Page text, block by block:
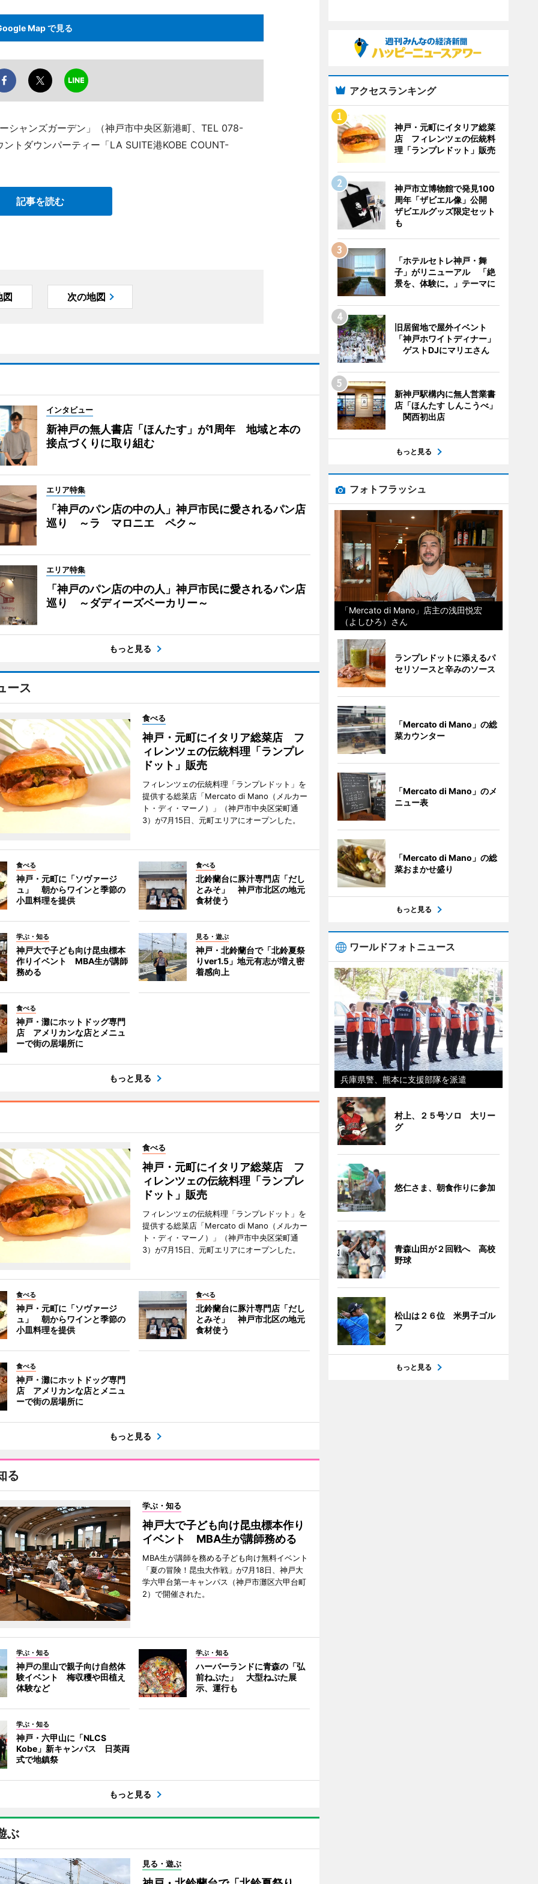
Map で見る
シャンズガーデン」（神戸市中央区新港町、TEL 078-
トダウンパーティー「LA SUITE港KOBE COUNT-
記事を読む
図 次の地図
インタビュー
新神戸の無人書店「ほんたす」が1周年 地域と本の
接点づくりに取り組む
エリア特集
「神戸のパン店の中の人」神戸市民に愛されるパン店
巡り ～ラ マロニエ ペク～
エリア特集
「神戸のパン店の中の人」神戸市民に愛されるパン店
巡り ～ダディーズベーカリー～
もっと見る
ース
食べる
神戸・元町にイタリア総菜店 フ
ィレンツェの伝統料理「ランプレ
ドット」販売
フィレンツェの伝統料理「ランプレドット」を
提供する総菜店「Mercato di Mano（メルカー
ト・ディ・マーノ）」（神戸市中央区栄町通
3）が7月15日、元町エリアにオープンした。
食べる
神戸・元町に「ソヴァージ
ュ」 朝からワインと季節の
小皿料理を提供
食べる
北鈴蘭台に豚汁専門店「だし
とみそ」 神戸市北区の地元
食材使う
学ぶ・知る
神戸大で子ども向け昆虫標本
作りイベント MBA生が講師
務める
見る・遊ぶ
神戸・北鈴蘭台で「北鈴夏祭
りver1.5」地元有志が増え密
着感向上
食べる
神戸・灘にホットドッグ専門
店 アメリカンな店とメニュ
ーで街の居場所に
もっと見る
食べる
神戸・元町にイタリア総菜店 フ
ィレンツェの伝統料理「ランプレ
ドット」販売
フィレンツェの伝統料理「ランプレドット」を
提供する総菜店「Mercato di Mano（メルカー
ト・ディ・マーノ）」（神戸市中央区栄町通
3）が7月15日、元町エリアにオープンした。
食べる
神戸・元町に「ソヴァージ
ュ」 朝からワインと季節の
小皿料理を提供
食べる
北鈴蘭台に豚汁専門店「だし
とみそ」 神戸市北区の地元
食材使う
食べる
神戸・灘にホットドッグ専門
店 アメリカンな店とメニュ
ーで街の居場所に
もっと見る
る
学ぶ・知る
神戸大で子ども向け昆虫標本作り
イベント MBA生が講師務める
MBA生が講師を務める子ども向け無料イベント
「夏の冒険！昆虫大作戦」が7月18日、神戸大
学六甲台第一キャンパス（神戸市灘区六甲台町
2）で開催された。
学ぶ・知る
神戸の里山で親子向け自然体
験イベント 梅収穫や田植え
体験など
学ぶ・知る
ハーバーランドに青森の「弘
前ねぷた」 大型ねぷた展
示、運行も
学ぶ・知る
神戸・六甲山に「NLCS
Kobe」新キャンパス 日英両
式で地鎮祭
もっと見る
ぶ
見る・遊ぶ
アクセスランキング
神戸・元町にイタリア総菜
店 フィレンツェの伝統料
理「ランプレドット」販売
神戸市立博物館で発見100
周年「ザビエル像」公開
ザビエルグッズ限定セット
も
「ホテルセトレ神戸・舞
子」がリニューアル 「絶
景を、体験に。」テーマに
旧居留地で屋外イベント
「神戸ホワイトディナー」
ゲストDJにマリエさん
新神戸駅構内に無人営業書
店「ほんたす しんこうべ」
関西初出店
もっと見る
フォトフラッシュ
「Mercato di Mano」店主の浅田悦宏
（よしひろ）さん
ランプレドットに添えるパ
セリソースと辛みのソース
「Mercato di Mano」の総
菜カウンター
「Mercato di Mano」のメ
ニュー表
「Mercato di Mano」の総
菜おまかせ盛り
もっと見る
ワールドフォトニュース
兵庫県警、熊本に支援部隊を派遣
村上、２５号ソロ 大リー
グ
悠仁さま、朝食作りに参加
青森山田が２回戦へ 高校
野球
松山は２６位 米男子ゴル
フ
もっと見る